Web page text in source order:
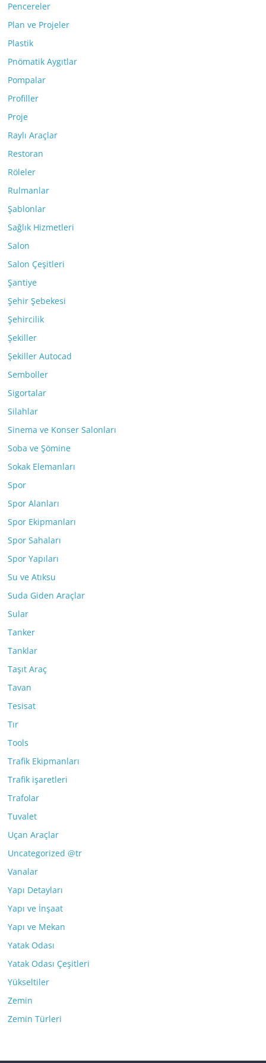
Pencereler
Plan ve Projeler
Plastik
Pnömatik Aygıtlar
Pompalar
Profiller
Proje
Raylı Araçlar
Restoran
Röleler
Rulmanlar
Şablonlar
Sağlık Hizmetleri
Salon
Salon Çeşitleri
Şantiye
Şehir Şebekesi
Şehircilik
Şekiller
Şekiller Autocad
Semboller
Sigortalar
Silahlar
Sinema ve Konser Salonları
Soba ve Şömine
Sokak Elemanları
Spor
Spor Alanları
Spor Ekipmanları
Spor Sahaları
Spor Yapıları
Su ve Atıksu
Suda Giden Araçlar
Sular
Tanker
Tanklar
Taşıt Araç
Tavan
Tesisat
Tır
Tools
Trafik Ekipmanları
Trafik işaretleri
Trafolar
Tuvalet
Uçan Araçlar
Uncategorized @tr
Vanalar
Yapı Detayları
Yapı ve İnşaat
Yapı ve Mekan
Yatak Odası
Yatak Odası Çeşitleri
Yükseltiler
Zemin
Zemin Türleri